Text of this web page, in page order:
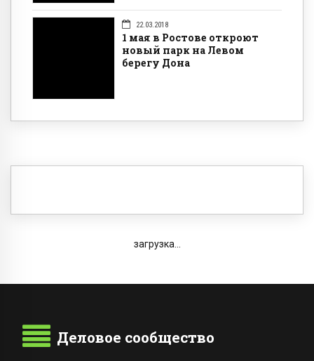
22.03.2018
1 мая в Ростове откроют
новый парк на Левом
берегу Дона
загрузка...
Деловое сообщество